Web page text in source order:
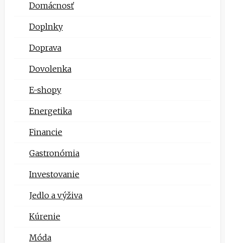
Domácnosť
Doplnky
Doprava
Dovolenka
E-shopy
Energetika
Financie
Gastronómia
Investovanie
Jedlo a výživa
Kúrenie
Móda